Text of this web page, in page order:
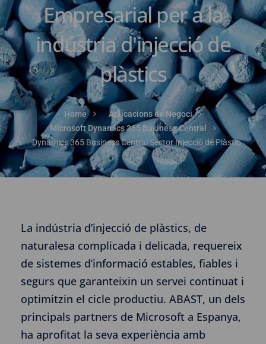
Empresarial per a la
indústria d'injecció de
plàstics
Home
Aplicacions de Negoci
Microsoft Dynamics 365 Business Central
Dynamics 365 Business Central Sector Injecció de Plàstic
La indústria d’injecció de plàstics, de
naturalesa complicada i delicada, requereix
de sistemes d’informació estables, fiables i
segurs que garanteixin un servei continuat i
optimitzin el cicle productiu. ABAST, un dels
principals partners de Microsoft a Espanya,
ha aprofitat la seva experiència amb